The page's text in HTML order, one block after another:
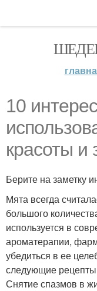
10
красоты и
Берите на заметку
Мята всегда
большого
используется в
ароматерапии,
убедиться в ее
следующие
Снятие спазмов в